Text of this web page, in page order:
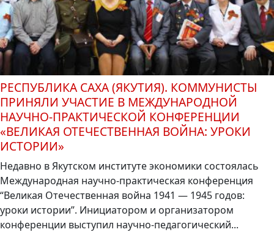
РЕСПУБЛИКА САХА (ЯКУТИЯ). КОММУНИСТЫ
ПРИНЯЛИ УЧАСТИЕ В МЕЖДУНАРОДНОЙ
НАУЧНО-ПРАКТИЧЕСКОЙ КОНФЕРЕНЦИИ
«ВЕЛИКАЯ ОТЕЧЕСТВЕННАЯ ВОЙНА: УРОКИ
ИСТОРИИ»
Недавно в Якутском институте экономики состоялась
Международная научно-практическая конференция
“Великая Отечественная война 1941 — 1945 годов:
уроки истории”. Инициатором и организатором
конференции выступил научно-педагогический...